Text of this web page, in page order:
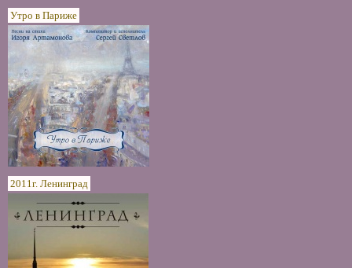
Утро в Париже
2011г. Ленинград